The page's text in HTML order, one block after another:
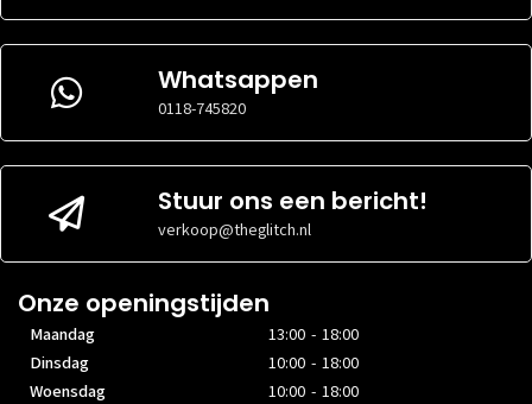
Whatsappen
0118-745820
Stuur ons een bericht!
verkoop@theglitch.nl
Onze openingstijden
Maandag
13:00 - 18:00
Dinsdag
10:00 - 18:00
Woensdag
10:00 - 18:00